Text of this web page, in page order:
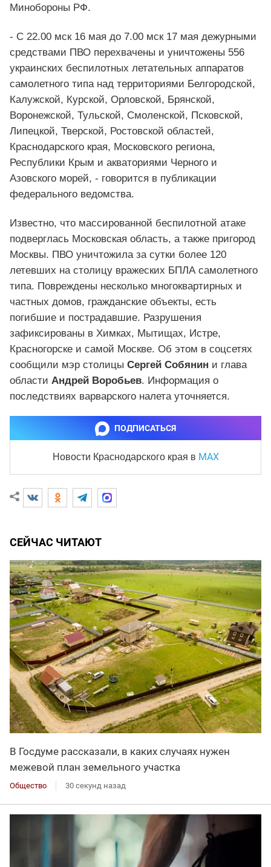
Минобороны РФ.
- С 22.00 мск 16 мая до 7.00 мск 17 мая дежурными
средствами ПВО перехвачены и уничтожены 556
украинских беспилотных летательных аппаратов
самолетного типа над территориями Белгородской,
Калужской, Курской, Орловской, Брянской,
Воронежской, Тульской, Смоленской, Псковской,
Липецкой, Тверской, Ростовской областей,
Краснодарского края, Московского региона,
Республики Крым и акваториями Черного и
Азовского морей, - говорится в публикации
федерального ведомства.
Известно, что массированной беспилотной атаке
подверглась Московская область, а также пригород
Москвы. ПВО уничтожила за сутки более 120
летевших на столицу вражеских БПЛА самолетного
типа. Повреждены несколько многоквартирных и
частных домов, гражданские объекты, есть
погибшие и пострадавшие. Разрушения
зафиксированы в Химках, Мытищах, Истре,
Красногорске и самой Москве. Об этом в соцсетях
сообщили мэр столицы Сергей Собянин и глава
области Андрей Воробьев. Информация о
последствиях варварского налета уточняется.
ПОДПИСАТЬСЯ
Новости Краснодарского края в MAX
СЕЙЧАС ЧИТАЮТ
В Госдуме рассказали, в каких случаях нужен
межевой план земельного участка
Общество 30 секунд назад